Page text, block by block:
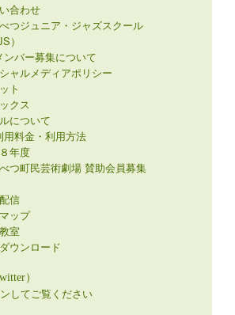
合わせ
つジュニア・ジャズスクール
）
ンバー募集について
ャルメディアポリシー
ト
クス
について
用料金・利用方法
年度
つ町民芸術劇場 賛助会員募集
信
ップ
室
ウンロード
）
してご覧ください